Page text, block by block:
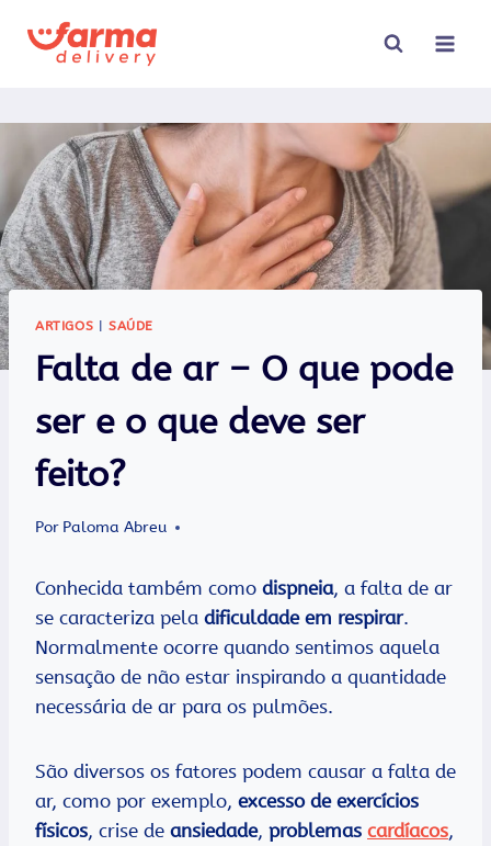
para
ARTIGOS SAÚDE
Falta de ar – O que pode
ser e o que deve ser
feito?
Por Paloma Abreu
Conhecida também como dispneia, a falta de ar
se caracteriza pela dificuldade em respirar.
Normalmente ocorre quando sentimos aquela
sensação de não estar inspirando a quantidade
necessária de ar para os pulmões.
São diversos os fatores podem causar a falta de
ar, como por exemplo, excesso de exercícios
físicos, crise de ansiedade, problemas cardíacos,